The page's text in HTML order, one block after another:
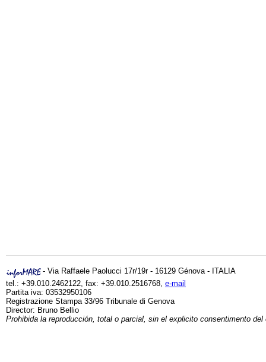
- Via Raffaele Paolucci 17r/19r - 16129 Génova - ITALIA
tel.: +39.010.2462122, fax: +39.010.2516768, e-mail
Partita iva: 03532950106
Registrazione Stampa 33/96 Tribunale di Genova
Director: Bruno Bellio
Prohibida la reproducción, total o parcial, sin el explicito consentimento del